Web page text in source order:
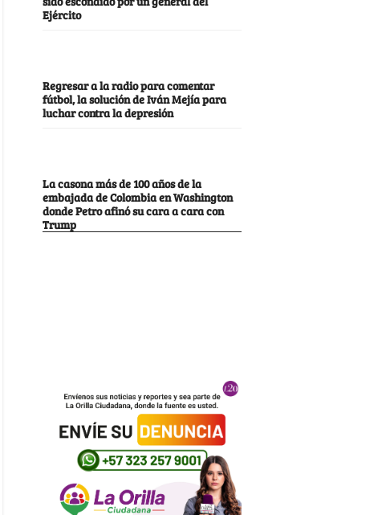
Ejército
Regresar a la radio para comentar
fútbol, la solución de Iván Mejía para
luchar contra la depresión
La casona más de 100 años de la
embajada de Colombia en Washington
donde Petro afinó su cara a cara con
Trump